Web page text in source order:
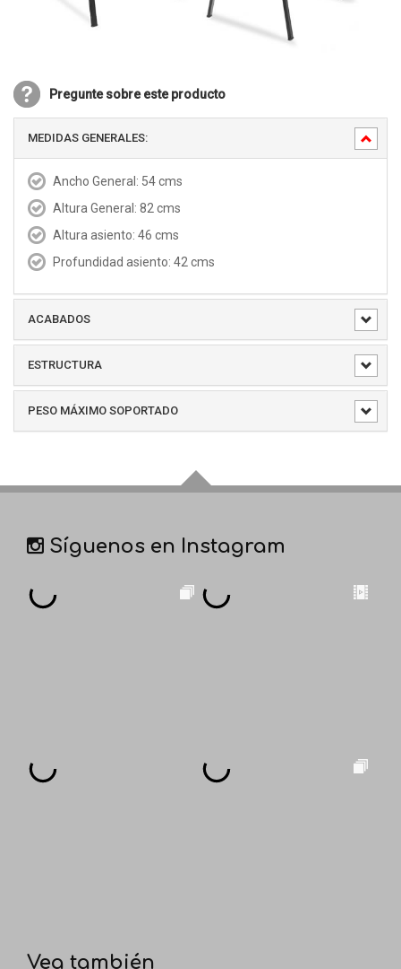
Pregunte sobre este producto
MEDIDAS GENERALES:
Ancho General: 54 cms
Altura General: 82 cms
Altura asiento: 46 cms
Profundidad asiento: 42 cms
ACABADOS
ESTRUCTURA
PESO MÁXIMO SOPORTADO
Síguenos en Instagram
Vea también